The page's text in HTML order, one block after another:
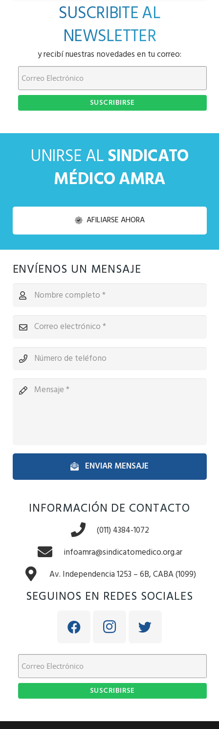
SUSCRIBITE AL
NEWSLETTER
y recibí nuestras novedades en tu correo:
UNIRSE ALSINDICATO
MÉDICO AMRA
AFILIARSE AHORA
ENVÍENOS UN MENSAJE
ENVIAR MENSAJE
INFORMACIÓN DE CONTACTO
(011) 4384-1072
infoamra@sindicatomedico.org.ar
Av. Independencia 1253 – 6B, CABA (1099)
SEGUINOS EN REDES SOCIALES